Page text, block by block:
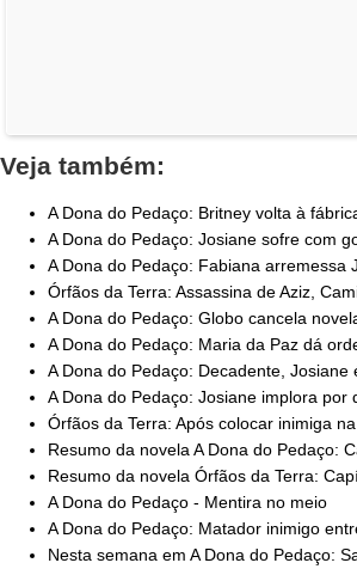
Veja também:
A Dona do Pedaço: Britney volta à
A Dona do Pedaço: Josiane sofre com
A Dona do Pedaço: Fabiana arremessa
Órfãos da Terra: Assassina de Aziz,
A Dona do Pedaço: Globo cancela
A Dona do Pedaço: Maria da Paz dá
A Dona do Pedaço: Decadente, Josiane
A Dona do Pedaço: Josiane implora por
Órfãos da Terra: Após colocar inimiga na
Resumo da novela A Dona do Pedaço:
Resumo da novela Órfãos da Terra:
A Dona do Pedaço - Mentira no meio
A Dona do Pedaço: Matador inimigo
Nesta semana em A Dona do Pedaço: